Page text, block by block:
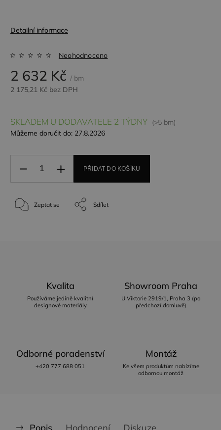
Detailní informace
Neohodnoceno
2 632 Kč / bm
2 175,21 Kč bez DPH
SKLADEM U DODAVATELE 2 TÝDNY (>5 bm)
Můžeme doručit do: 27.8.2026
PŘIDAT DO KOŠÍKU
Zeptat se Sdílet
Kvalita
Používáme jedině kvalitní
designové materiály
Showroom Praha
U Viktorie 2919/1, Praha 3 (po
předchozí domluvě)
Odborné poradenství
+420 777 688 051
Montáž
Ke všem produktům nabízíme
odbornou montáž
Popis Hodnocení Diskuze